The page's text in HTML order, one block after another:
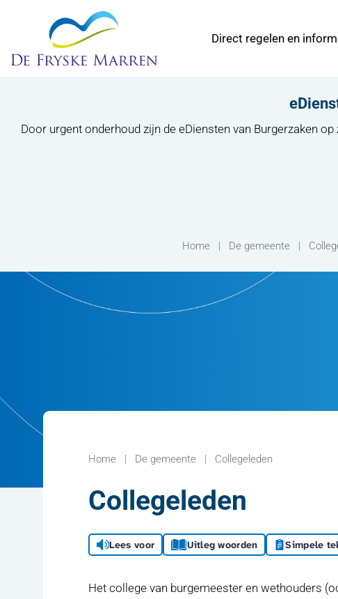
Direct regelen en
Door urgent onderhoud zijn de eDiensten van Burgerzaken op
Home De gemeente
Home De gemeente Collegeleden
Collegeleden
Lees voor Uitleg woorden Simpele
Het college van burgemeester en wethouders